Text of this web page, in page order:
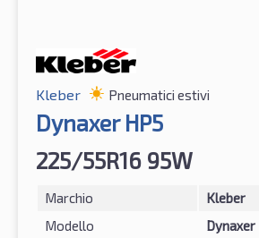
Kleber Pneumatici estivi
Dynaxer HP5
225/55R16 95W
Marchio
Kleber
Modello
Dynaxer